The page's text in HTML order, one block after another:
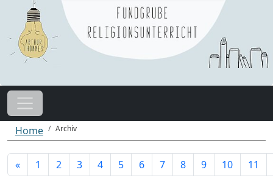
Home Archiv
« 1 2 3 4 5 6 7 8 9 10 11